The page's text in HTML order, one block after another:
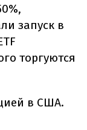
запуск в
торгуются
в США.